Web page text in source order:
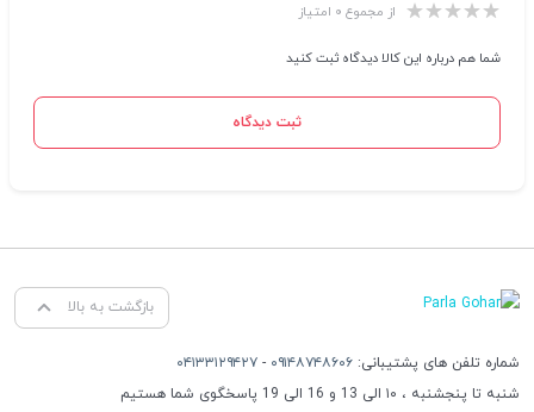
از مجموع ۰ امتیاز
شما هم درباره این کالا دیدگاه ثبت کنید
ثبت دیدگاه
بازگشت به بالا
شماره تلفن های پشتیبانی: ۰۹۱۴۸۷۴۸۶۰۶ - ۰۴۱۳۳۱۲۹۴۲۷
شنبه تا پنجشنبه ، ۱۰ الی 13 و 16 الی 19 پاسخگوی شما هستیم